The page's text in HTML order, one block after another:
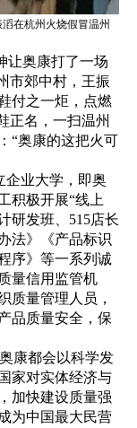
在杭州火烧假冒温州
让奥康打了一场
市郊中村，王振
付之一炬，点燃
正名，一扫温州
“奥康的这把火可
企业大学，即奥
积极开展“线上
研发班、515店长
法》《产品标识
序》等一系列诚
量信用监管机
质量管理人员，
品质量安全，保
康都会以科学发
家对实体经济与
加快建设质量强
为中国最大民营